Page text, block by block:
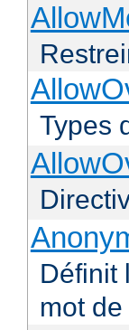
Types
Définit
mot